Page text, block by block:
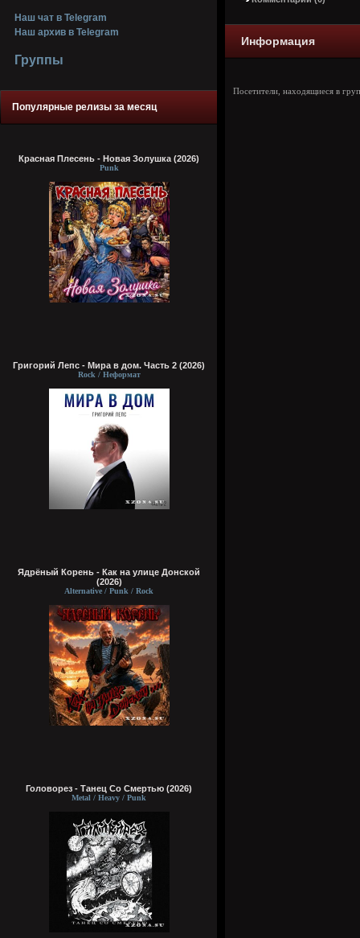
Наш чат в Telegram
Наш архив в Telegram
Группы
Популярные релизы за месяц
Красная Плесень - Новая Золушка (2026)
Punk
Григорий Лепс - Мира в дом. Часть 2 (2026)
Rock / Неформат
Ядрёный Корень - Как на улице Донской
(2026)
Alternative / Punk / Rock
Головорез - Tанец Со Смертью (2026)
Metal / Heavy / Punk
Информация
Посетители, находящиеся в